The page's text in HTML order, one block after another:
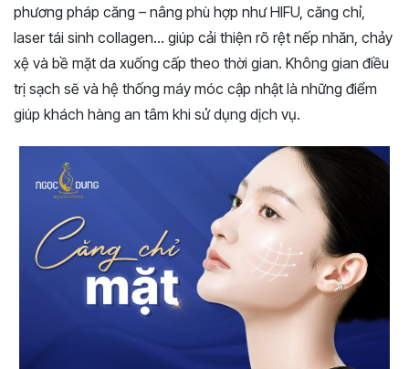
phương pháp căng – nâng phù hợp như HIFU, căng chỉ,
laser tái sinh collagen… giúp cải thiện rõ rệt nếp nhăn, chảy
xệ và bề mặt da xuống cấp theo thời gian. Không gian điều
trị sạch sẽ và hệ thống máy móc cập nhật là những điểm
giúp khách hàng an tâm khi sử dụng dịch vụ.